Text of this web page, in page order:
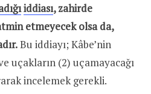
iddiası, zahirde
etmeyecek olsa da,
Bu iddiayı; Kâbe’nin
uçakların (2) uçamayacağı
incelemek gerekli.